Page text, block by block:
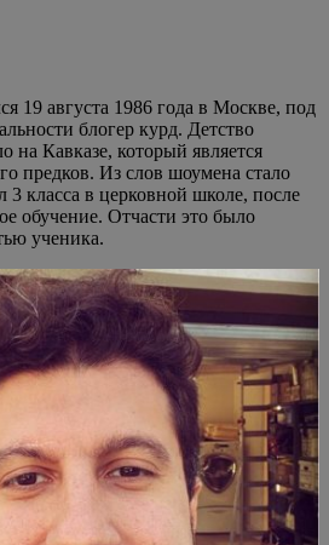
19 августа 1986 года в Москве, под
блогер курд. Детство
на Кавказе, который является
предков. Из слов шоумена стало
3 класса в церковной школе, после
обучение. Отчасти это было
ученика.